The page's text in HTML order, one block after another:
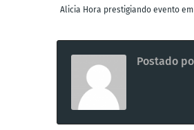
Alicia Hora prestigiando evento
Postado